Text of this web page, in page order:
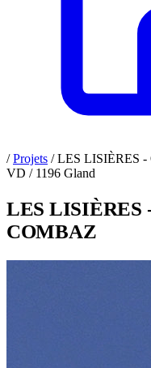
/ Projets /LES LISIÈRES
VD / 1196 Gland
LES LISIÈRES
COMBAZ